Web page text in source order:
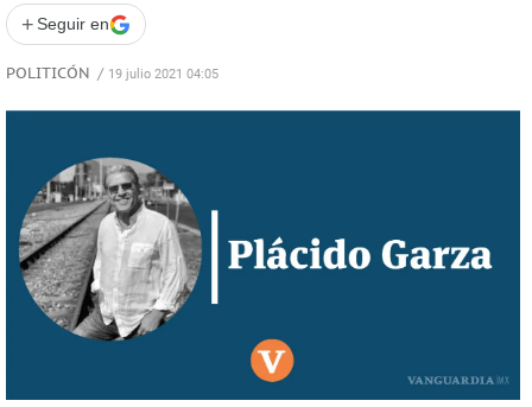
+ Seguir en
POLITICÓN / 19 julio 2021 04:05